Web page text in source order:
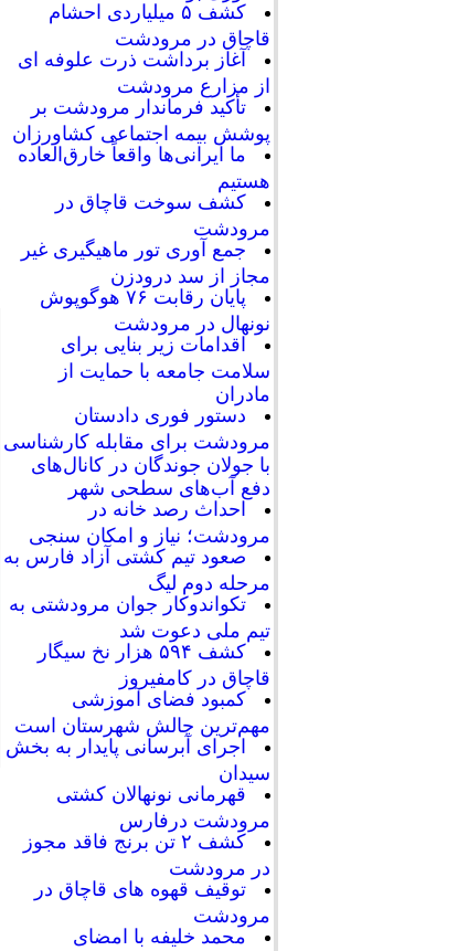
کشف ۵ میلیاردی احشام
قاچاق در مرودشت
آغاز برداشت ذرت علوفه ای
از مزارع مرودشت
تأکید فرماندار مرودشت بر
پوشش بیمه اجتماعی کشاورزان
ما ایرانی‌ها واقعاً خارق‌العاده
هستیم
کشف سوخت قاچاق در
مرودشت
جمع آوری تور ماهیگیری غیر
مجاز از سد درودزن
پایان رقابت‌ ۷۶ هوگوپوش
نونهال در مرودشت
اقدامات زیر بنایی برای
سلامت جامعه با حمایت از
مادران
دستور فوری دادستان
مرودشت برای مقابله کارشناسی
با جولان جوندگان در کانال‌های
دفع آب‌های سطحی شهر
احداث رصد خانه در
مرودشت؛ نیاز و امکان سنجی
صعود تیم کشتی آزاد فارس به
مرحله دوم لیگ
تکواندوکار جوان مرودشتی به
تیم ملی دعوت شد
کشف ۵۹۴ هزار نخ سیگار
قاچاق در کامفیروز
کمبود فضای آموزشی
مهم‌ترین چالش شهرستان است
اجرای آبرسانی پایدار به بخش
سیدان
قهرمانی نونهالان کشتی
مرودشت درفارس
کشف ۲ تن برنج فاقد مجوز
در مرودشت
توقیف قهوه های قاچاق در
مرودشت
محمد خلیفه با امضای